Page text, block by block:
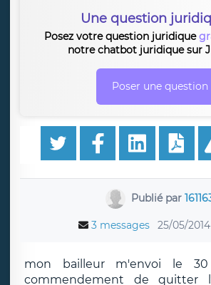
Une question
Posez votre question juridique
notre chatbot juridique sur
Poser une question
Publié par
3 messages 25/05/2014
mon bailleur m'envoi le 30
commendement de quitter